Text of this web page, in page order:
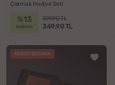
Çakmak Hediye Seti
%13
indirim
399.90 TL
349.90 TL
KARGO BEDAVA